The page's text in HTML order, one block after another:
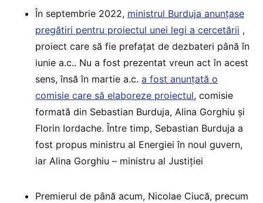
În septembrie 2022, ministrul Burduja anunțase
pregătiri pentru proiectul unei legi a cercetării ,
proiect care să fie prefațat de dezbateri până în
iunie a.c.. Nu a fost prezentat vreun act în acest
sens, însă în martie a.c. a fost anunțată o
comisie care să elaboreze proiectul, comisie
formată din Sebastian Burduja, Alina Gorghiu și
Florin Iordache. Între timp, Sebastian Burduja a
fost propus ministru al Energiei în noul guvern,
iar Alina Gorghiu – ministru al Justiției
Premierul de până acum, Nicolae Ciucă, precum